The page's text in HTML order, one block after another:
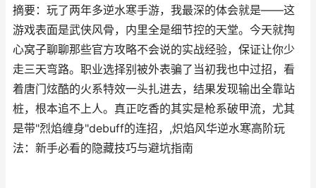
摘要：玩了两年多逆水寒手游，我最深的体会就是——这
游戏表面是武侠风骨，内里全是细节控的天堂。今天就掏
心窝子聊聊那些官方攻略不会说的实战经验，保证让你少
走三天弯路。职业选择别被外表骗了当初我也中过招，看
着唐门炫酷的火系特效一头扎进去，结果发现输出全靠站
桩，根本追不上人。真正吃香的其实是枪系破甲流，尤其
是带"烈焰缠身"debuff的连招，,炽焰风华逆水寒高阶玩
法：新手必看的隐藏技巧与避坑指南